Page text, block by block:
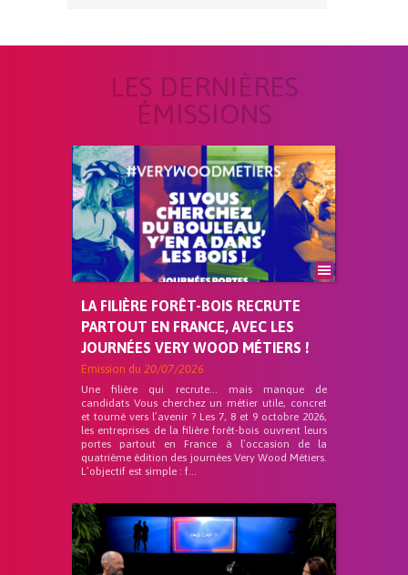
LES DERNIÈRES
ÉMISSIONS
LA FILIÈRE FORÊT-BOIS RECRUTE
PARTOUT EN FRANCE, AVEC LES
JOURNÉES VERY WOOD MÉTIERS !
Emission du 20/07/2026
Une filière qui recrute… mais manque de
candidats Vous cherchez un métier utile, concret
et tourné vers l’avenir ? Les 7, 8 et 9 octobre 2026,
les entreprises de la filière forêt-bois ouvrent leurs
portes partout en France à l’occasion de la
quatrième édition des journées Very Wood Métiers.
L’objectif est simple : f...